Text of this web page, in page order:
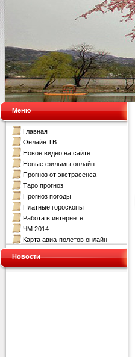
Меню
Главная
Онлайн ТВ
Новое видео на сайте
Новые фильмы онлайн
Прогноз от экстрасенса
Таро прогноз
Прогноз погоды
Платные гороскопы
Работа в интернете
ЧМ 2014
Карта авиа-полетов онлайн
Новости